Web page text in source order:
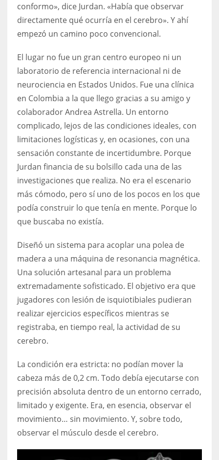
conformo», dice Jurdan. «Había que observar
directamente qué ocurría en el cerebro». Y ahí
empezó un camino poco convencional.
El lugar no fue un gran centro europeo ni un
laboratorio de referencia internacional ni de
neurociencia en Estados Unidos. Fue una clínica
en Colombia a la que llego gracias a su amigo y
colaborador Andrea Astrella. Un entorno
complicado, lejos de las condiciones ideales, con
limitaciones logísticas y, en ocasiones, con una
sensación constante de incertidumbre. Porque
Jurdan financia de su bolsillo cada una de las
investigaciones que realiza. No era el escenario
más cómodo, pero sí uno de los pocos en los que
podía construir lo que tenía en mente. Porque lo
que buscaba no existía.
Diseñó un sistema para acoplar una polea de
madera a una máquina de resonancia magnética.
Una solución artesanal para un problema
extremadamente sofisticado. El objetivo era que
jugadores con lesión de isquiotibiales pudieran
realizar ejercicios específicos mientras se
registraba, en tiempo real, la actividad de su
cerebro.
La condición era estricta: no podían mover la
cabeza más de 0,2 cm. Todo debía ejecutarse con
precisión absoluta dentro de un entorno cerrado,
limitado y exigente. Era, en esencia, observar el
movimiento… sin movimiento. Y, sobre todo,
observar el músculo desde el cerebro.